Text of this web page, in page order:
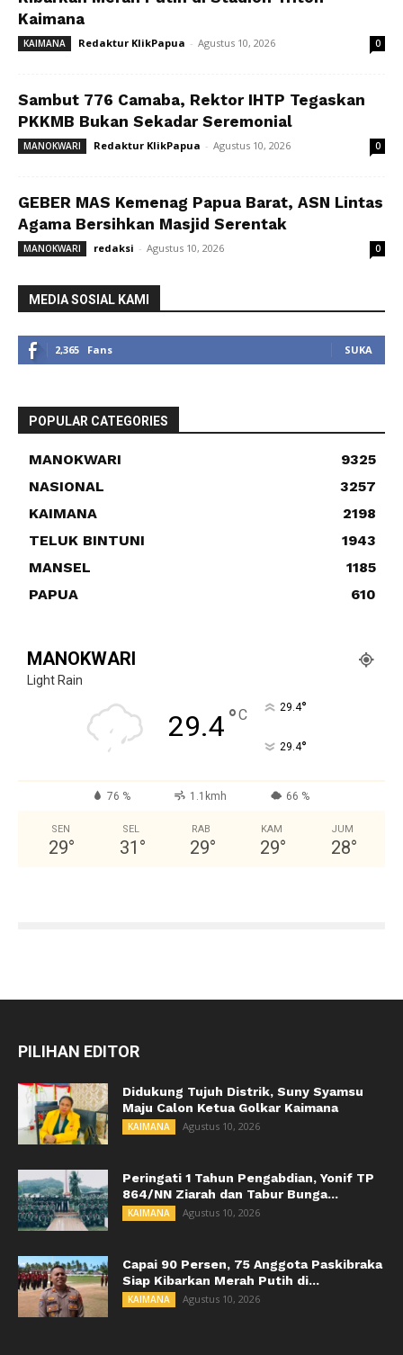
Kaimana
KAIMANA Redaktur KlikPapua - Agustus 10, 2026 0
Sambut 776 Camaba, Rektor IHTP Tegaskan
PKKMB Bukan Sekadar Seremonial
MANOKWARI Redaktur KlikPapua - Agustus 10, 2026 0
GEBER MAS Kemenag Papua Barat, ASN Lintas
Agama Bersihkan Masjid Serentak
MANOKWARI redaksi - Agustus 10, 2026 0
MEDIA SOSIAL KAMI
2,365 Fans SUKA
POPULAR CATEGORIES
MANOKWARI
9325
NASIONAL
3257
KAIMANA
2198
TELUK BINTUNI
1943
MANSEL
1185
PAPUA
610
MANOKWARI
Light Rain
29.4°C 29.4°
29.4°
76 % 1.1kmh 66 %
SEN
29°
SEL
31 °
RAB
29°
KAM
29°
JUM
28°
PILIHAN EDITOR
Didukung Tujuh Distrik, Suny Syamsu
Maju Calon Ketua Golkar Kaimana
KAIMANA Agustus 10, 2026
Peringati 1 Tahun Pengabdian, Yonif TP
864/NN Ziarah dan Tabur Bunga...
KAIMANA Agustus 10, 2026
Capai 90 Persen, 75 Anggota Paskibraka
Siap Kibarkan Merah Putih di...
KAIMANA Agustus 10, 2026